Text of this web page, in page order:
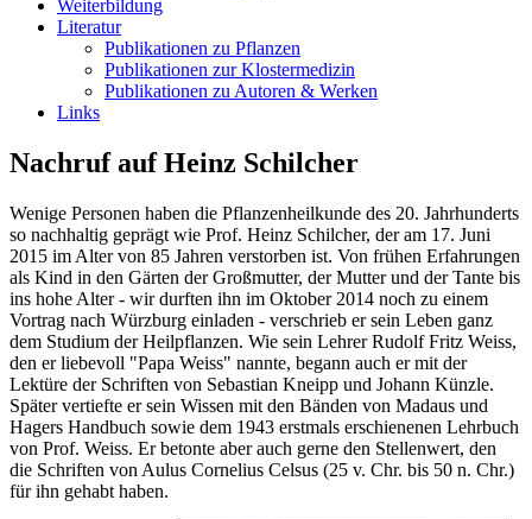
Weiterbildung
Literatur
Publikationen zu Pflanzen
Publikationen zur Klostermedizin
Publikationen zu Autoren & Werken
Links
Nachruf auf Heinz Schilcher
Wenige Personen haben die Pflanzenheilkunde des 20. Jahrhunderts
so nachhaltig geprägt wie Prof. Heinz Schilcher, der am 17. Juni
2015 im Alter von 85 Jahren verstorben ist. Von frühen Erfahrungen
als Kind in den Gärten der Großmutter, der Mutter und der Tante bis
ins hohe Alter - wir durften ihn im Oktober 2014 noch zu einem
Vortrag nach Würzburg einladen - verschrieb er sein Leben ganz
dem Studium der Heilpflanzen. Wie sein Lehrer Rudolf Fritz Weiss,
den er liebevoll "Papa Weiss" nannte, begann auch er mit der
Lektüre der Schriften von Sebastian Kneipp und Johann Künzle.
Später vertiefte er sein Wissen mit den Bänden von Madaus und
Hagers Handbuch sowie dem 1943 erstmals erschienenen Lehrbuch
von Prof. Weiss. Er betonte aber auch gerne den Stellenwert, den
die Schriften von Aulus Cornelius Celsus (25 v. Chr. bis 50 n. Chr.)
für ihn gehabt haben.